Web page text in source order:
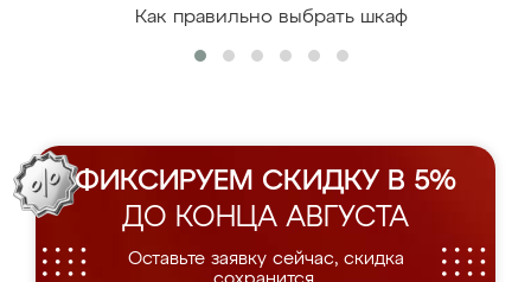
Как правильно выбрать шкаф
ФИКСИРУЕМ СКИДКУ В 5%
ДО КОНЦА АВГУСТА
Оставьте заявку сейчас, скидка